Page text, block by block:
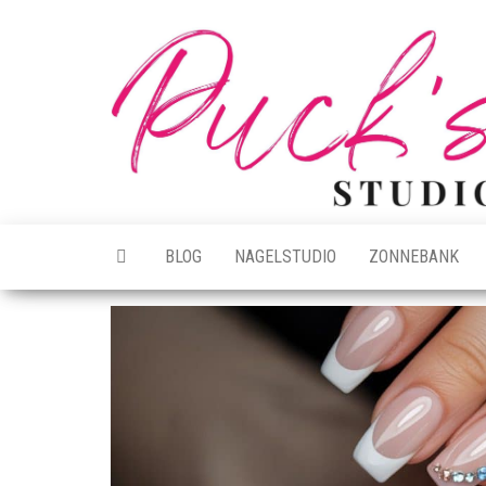
BLOG NAGELSTUDIO ZONNEBANK